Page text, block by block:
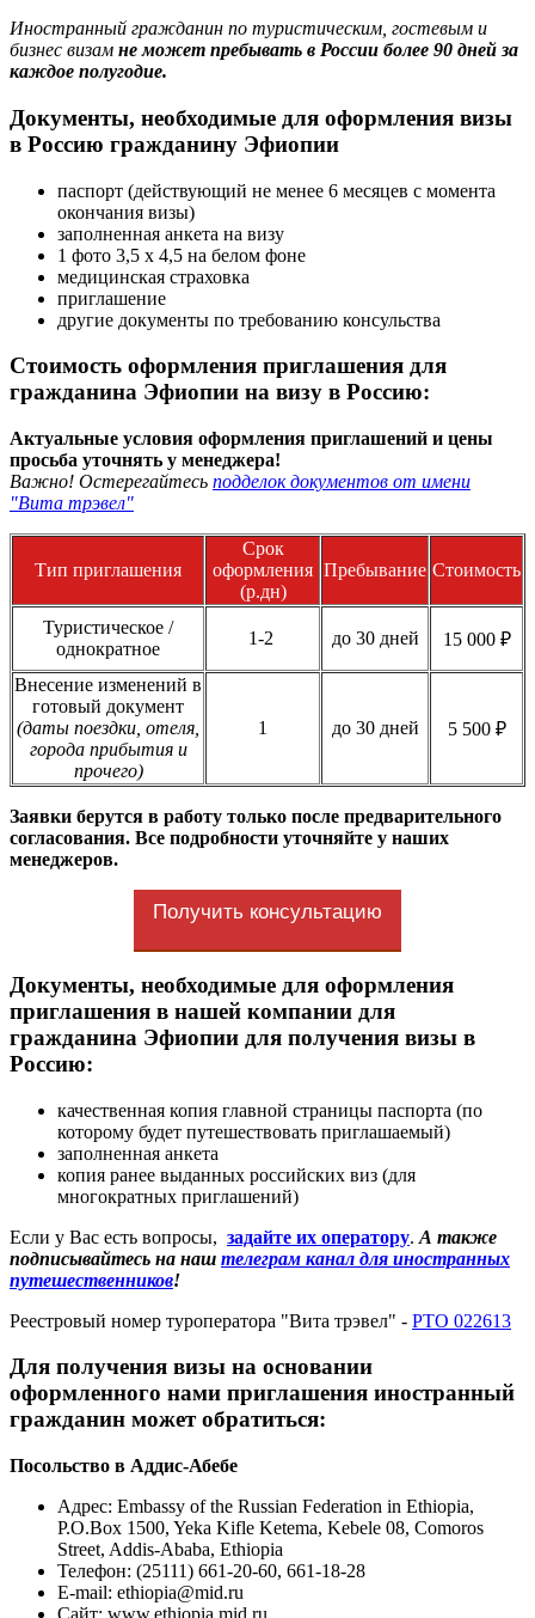
Иностранный гражданин по туристическим, гостевым и
бизнес визам не может пребывать в России более 90 дней за
каждое полугодие.
Документы, необходимые для оформления визы
в Россию гражданину Эфиопии
паспорт (действующий не менее 6 месяцев с момента
окончания визы)
заполненная анкета на визу
1 фото 3,5 х 4,5 на белом фоне
медицинская страховка
приглашение
другие документы по требованию консульства
Стоимость оформления приглашения для
гражданина Эфиопии на визу в Россию:
Актуальные условия оформления приглашений и цены
просьба уточнять у менеджера!
Важно! Остерегайтесь подделок документов от имени
"Вита трэвел"
Тип приглашения
Срок
оформления
(р.дн)
Пребывание Стоимость
Туристическое /
однократное
1-2 до 30 дней 15 000 ₽
Внесение изменений в
готовый документ
(даты поездки, отеля,
города прибытия и
прочего)
1 до 30 дней 5 500 ₽
Заявки берутся в работу только после предварительного
согласования. Все подробности уточняйте у наших
менеджеров.
Получить консультацию
Документы, необходимые для оформления
приглашения в нашей компании для
гражданина Эфиопии для получения визы в
Россию:
качественная копия главной страницы паспорта (по
которому будет путешествовать приглашаемый)
заполненная анкета
копия ранее выданных российских виз (для
многократных приглашений)
Если у Вас есть вопросы, задайте их оператору. А также
подписывайтесь на наш телеграм канал для иностранных
путешественников!
Реестровый номер туроператора "Вита трэвел" - РТО 022613
Для получения визы на основании
оформленного нами приглашения иностранный
гражданин может обратиться:
Посольство в Аддис-Абебе
Адрес: Embassy of the Russian Federation in Ethiopia,
P.O.Box 1500, Yeka Kifle Ketema, Kebele 08, Comoros
Street, Addis-Ababa, Ethiopia
Телефон: (25111) 661-20-60, 661-18-28
E-mail: ethiopia@mid.ru
Сайт: www.ethiopia.mid.ru